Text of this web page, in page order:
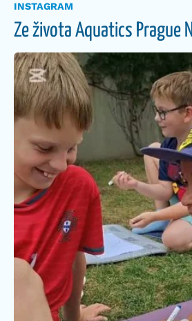
INSTAGRAM
Ze života Aquatics Prague